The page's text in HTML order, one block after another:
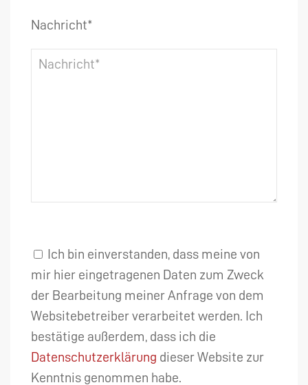
Nachricht*
Ich bin einverstanden, dass meine von
mir hier eingetragenen Daten zum Zweck
der Bearbeitung meiner Anfrage von dem
Websitebetreiber verarbeitet werden. Ich
bestätige außerdem, dass ich die
Datenschutzerklärung dieser Website zur
Kenntnis genommen habe.